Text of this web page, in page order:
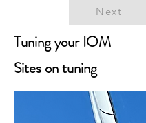
Next
Tuning your IOM
Sites on tuning